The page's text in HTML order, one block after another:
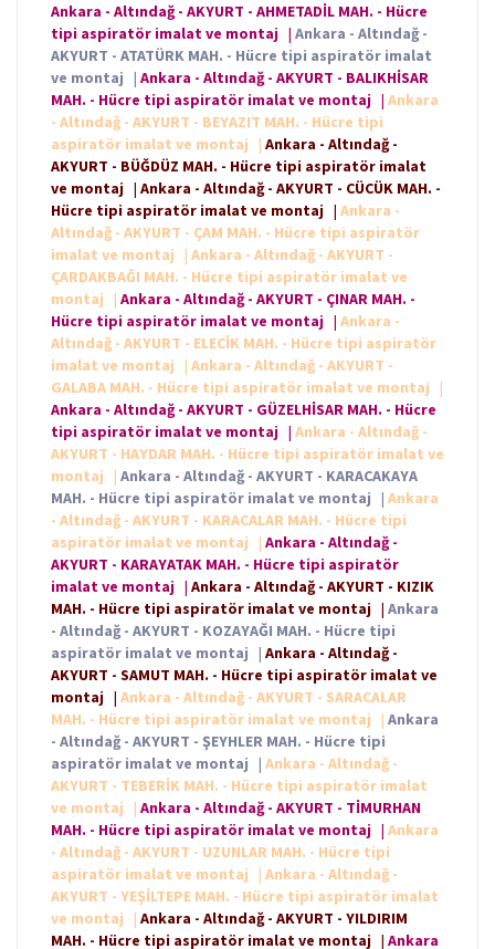
Ankara - Altındağ - AKYURT - AHMETADİL MAH. - Hücre
tipi aspiratör imalat ve montaj | Ankara - Altındağ -
AKYURT - ATATÜRK MAH. - Hücre tipi aspiratör imalat
ve montaj | Ankara - Altındağ - AKYURT - BALIKHİSAR
MAH. - Hücre tipi aspiratör imalat ve montaj | Ankara
- Altındağ - AKYURT - BEYAZIT MAH. - Hücre tipi
aspiratör imalat ve montaj
| Ankara - Altındağ -
AKYURT - BÜĞDÜZ MAH. - Hücre tipi aspiratör imalat
ve montaj | Ankara - Altındağ - AKYURT - CÜCÜK MAH. -
Hücre tipi aspiratör imalat ve montaj | Ankara -
Altındağ - AKYURT - ÇAM MAH. - Hücre tipi aspiratör
imalat ve montaj
| Ankara - Altındağ - AKYURT -
ÇARDAKBAĞI MAH. - Hücre tipi aspiratör imalat ve
montaj
| Ankara - Altındağ - AKYURT - ÇINAR MAH. -
Hücre tipi aspiratör imalat ve montaj | Ankara -
Altındağ - AKYURT - ELECİK MAH. - Hücre tipi aspiratör
imalat ve montaj
| Ankara - Altındağ - AKYURT -
GALABA MAH. - Hücre tipi aspiratör imalat ve montaj
|
Ankara - Altındağ - AKYURT - GÜZELHİSAR MAH. - Hücre
tipi aspiratör imalat ve montaj | Ankara - Altındağ -
AKYURT - HAYDAR MAH. - Hücre tipi aspiratör imalat ve
montaj
| Ankara - Altındağ - AKYURT - KARACAKAYA
MAH. - Hücre tipi aspiratör imalat ve montaj | Ankara
- Altındağ - AKYURT - KARACALAR MAH. - Hücre tipi
aspiratör imalat ve montaj
| Ankara - Altındağ -
AKYURT - KARAYATAK MAH. - Hücre tipi aspiratör
imalat ve montaj | Ankara - Altındağ - AKYURT - KIZIK
MAH. - Hücre tipi aspiratör imalat ve montaj | Ankara
- Altındağ - AKYURT - KOZAYAĞI MAH. - Hücre tipi
aspiratör imalat ve montaj | Ankara - Altındağ -
AKYURT - SAMUT MAH. - Hücre tipi aspiratör imalat ve
montaj | Ankara - Altındağ - AKYURT - SARACALAR
MAH. - Hücre tipi aspiratör imalat ve montaj
| Ankara
- Altındağ - AKYURT - ŞEYHLER MAH. - Hücre tipi
aspiratör imalat ve montaj | Ankara - Altındağ -
AKYURT - TEBERİK MAH. - Hücre tipi aspiratör imalat
ve montaj
| Ankara - Altındağ - AKYURT - TİMURHAN
MAH. - Hücre tipi aspiratör imalat ve montaj | Ankara
- Altındağ - AKYURT - UZUNLAR MAH. - Hücre tipi
aspiratör imalat ve montaj
| Ankara - Altındağ -
AKYURT - YEŞİLTEPE MAH. - Hücre tipi aspiratör imalat
ve montaj
| Ankara - Altındağ - AKYURT - YILDIRIM
MAH. - Hücre tipi aspiratör imalat ve montaj | Ankara